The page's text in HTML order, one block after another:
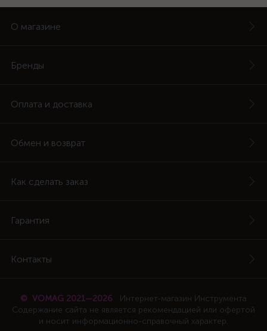
О магазине
Бренды
Оплата и доставка
Обмен и возврат
Как сделать заказ
Гарантия
Контакты
© VOMAG 2021—2026
Интернет-магазин Инструмента
Содержание сайта не является рекомендацией или офертой
и носит информационно-справочный характер.